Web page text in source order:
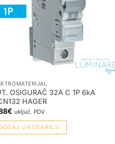
OSIGURAČ 32A C 1P 6kA
HAGER
€ uključ. PDV
DODAJ U KOŠARICU